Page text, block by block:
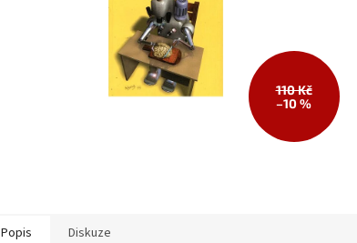
110 Kč
–10 %
Popis Diskuze